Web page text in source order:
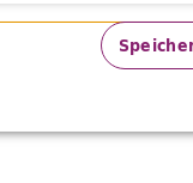
von YouTube- /